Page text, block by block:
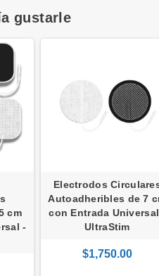
gustarle
cm
-
Electrodos
Autoadheribles de 7
con Entrada
UltraStim
$1,750.00